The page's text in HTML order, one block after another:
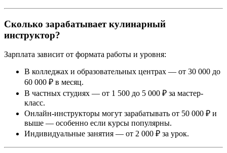
Сколько зарабатывает кулинарный
инструктор?
Зарплата зависит от формата работы и уровня:
В колледжах и образовательных центрах — от 30 000 до
60 000 ₽ в месяц.
В частных студиях — от 1 500 до 5 000 ₽ за мастер-
класс.
Онлайн-инструкторы могут зарабатывать от 50 000 ₽ и
выше — особенно если курсы популярны.
Индивидуальные занятия — от 2 000 ₽ за урок.